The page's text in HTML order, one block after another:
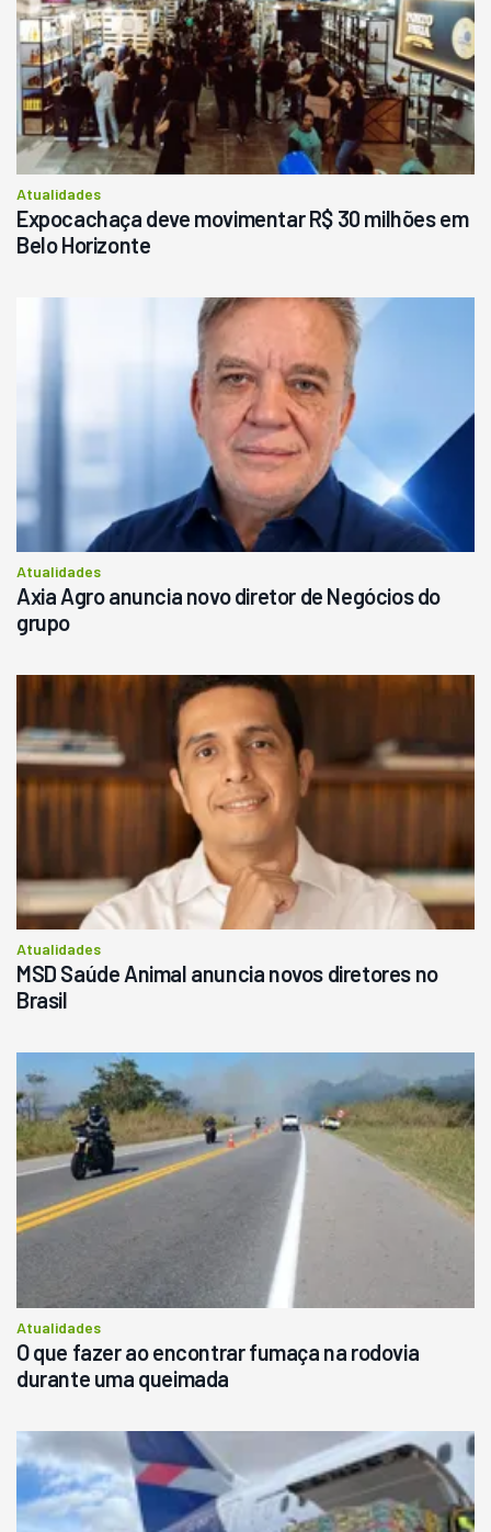
R$ 145.000
Consultar
Atualidades
Expocachaça deve movimentar R$ 30 milhões em
Belo Horizonte
Atualidades
Axia Agro anuncia novo diretor de Negócios do
grupo
Atualidades
MSD Saúde Animal anuncia novos diretores no
Brasil
Atualidades
O que fazer ao encontrar fumaça na rodovia
durante uma queimada